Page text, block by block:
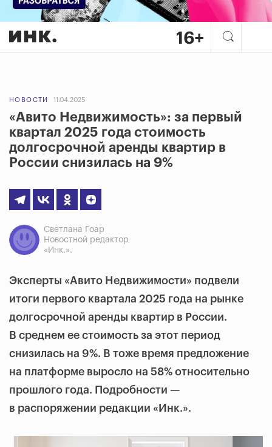
НОВОСТИ 11.04.2025
«Авито Недвижимость»: за первый
квартал 2025 года стоимость
долгосрочной аренды квартир в
России снизилась на 9%
Светлана Гоар
Новостной редактор
«Инк.».
Эксперты «Авито Недвижимости» подвели
итоги первого квартала 2025 года на рынке
долгосрочной аренды квартир в России.
В среднем ее стоимость за этот период
снизилась на 9%. В тоже время предложение
на платформе выросло на 58% относительно
прошлого года. Подробности —
в распоряжении редакции «Инк.».